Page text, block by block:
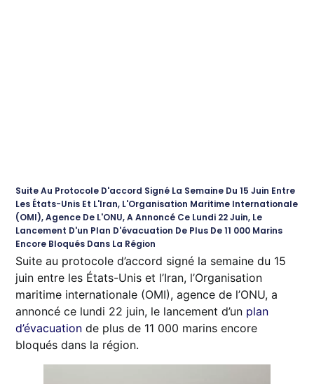
Suite Au Protocole D'accord Signé La Semaine Du 15 Juin Entre
Les États-Unis Et L'Iran, L'Organisation Maritime Internationale
(OMI), Agence De L'ONU, A Annoncé Ce Lundi 22 Juin, Le
Lancement D'un Plan D'évacuation De Plus De 11 000 Marins
Encore Bloqués Dans La Région
Suite au protocole d’accord signé la semaine du 15
juin entre les États-Unis et l’Iran, l’Organisation
maritime internationale (OMI), agence de l’ONU, a
annoncé ce lundi 22 juin, le lancement d’un plan
d’évacuation de plus de 11 000 marins encore
bloqués dans la région.